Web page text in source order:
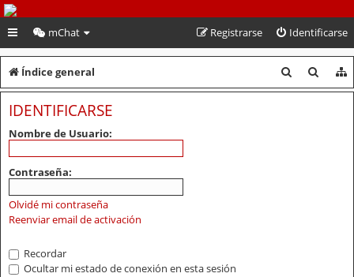
PeruVoley.com
mChat Identificarse
Registrarse
Índice general
u
u
IDENTIFICARSE
Nombre de Usuario:
Contraseña:
Olvidé mi contraseña
Reenviar email de activación
Recordar
Ocultar mi estado de conexión en esta sesión